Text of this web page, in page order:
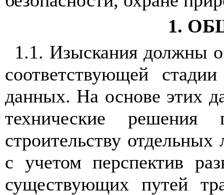
1. ОБ
1.1. Изыскания должны
соответствующей
данных. На основе этих
техническиерешения
строительству отдельных
с учетомперспектив раз
существующих путей